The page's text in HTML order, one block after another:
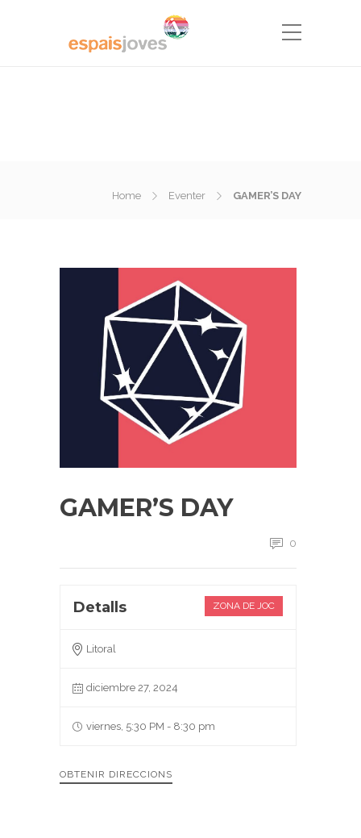
Home Eventer GAMER’S DAY
GAMER’S DAY
0
ZONA DE JOC
Detalls
Litoral
diciembre 27, 2024
viernes, 5:30 PM - 8:30 pm
OBTENIR DIRECCIONS